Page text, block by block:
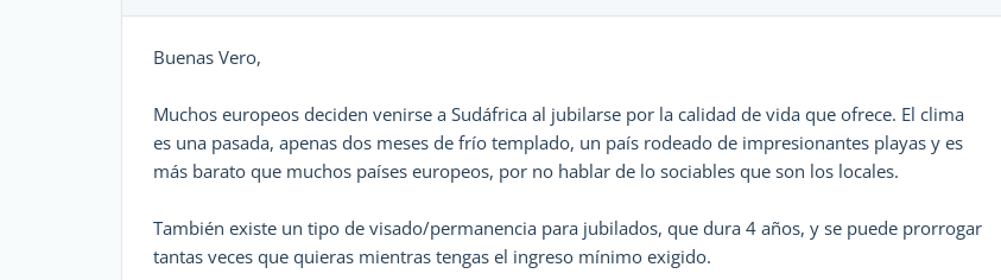
Buenas Vero,
Muchos europeos deciden venirse a Sudáfrica al jubilarse por la calidad de vida que ofrece. El clima
es una pasada, apenas dos meses de frío templado, un país rodeado de impresionantes playas y es
más barato que muchos países europeos, por no hablar de lo sociables que son los locales.
También existe un tipo de visado/permanencia para jubilados, que dura 4 años, y se puede prorrogar
tantas veces que quieras mientras tengas el ingreso mínimo exigido.